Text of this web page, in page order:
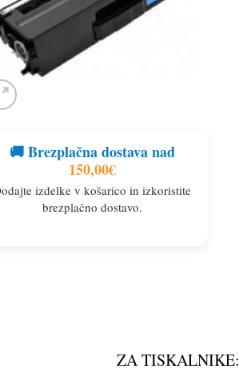
🚚 Brezplačna dostava nad
150,00€
izdelke v košarico in izkoristite
brezplačno dostavo.
ZA TISKALNIKE: